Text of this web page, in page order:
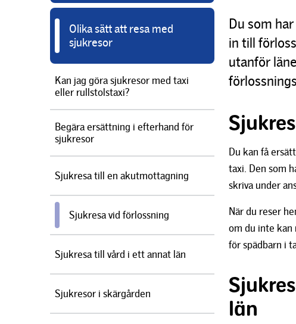
Olika sätt att resa med
sjukresor
Kan jag göra sjukresor med taxi
eller rullstolstaxi?
Begära ersättning i efterhand för
sjukresor
Sjukresa till en akutmottagning
Sjukresa vid förlossning
Sjukresa till vård i ett annat län
Sjukresor i skärgården
Du som
in till
utanför
Du kan få
taxi. Den som
skriva under
När du reser
om du inte kan
för spädbarn i
län